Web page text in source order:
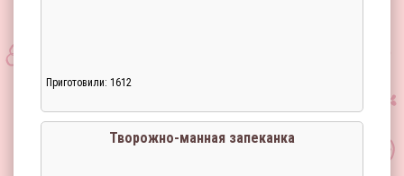
Приготовили: 1612
Творожно-манная запеканка